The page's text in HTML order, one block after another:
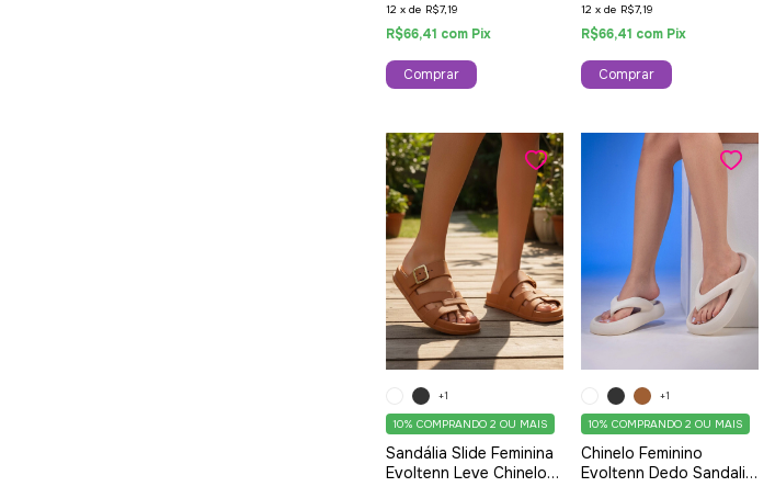
12 xde R$7,19
R$66,41 com Pix
Comprar
12 xde R$7,19
R$66,41 com Pix
Comprar
Sandália Slide Feminina
Evoltenn Leve Chinelo
10%COMPRANDO 2 OU MAIS
+1
Chinelo Feminino
Evoltenn Dedo Sandalia
10%COMPRANDO 2 OU MAIS
+1